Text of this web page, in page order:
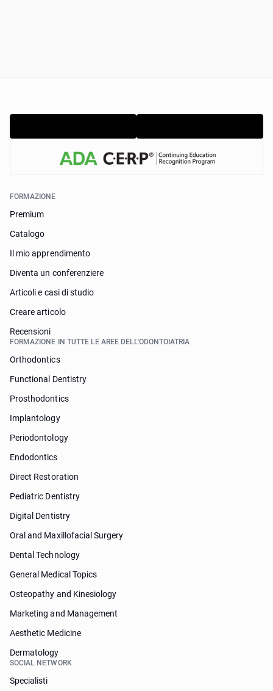
FORMAZIONE
Premium
Catalogo
Il mio apprendimento
Diventa un conferenziere
Articoli e casi di studio
Creare articolo
Recensioni
FORMAZIONE IN TUTTE LE AREE DELL'ODONTOIATRIA
Orthodontics
Functional Dentistry
Prosthodontics
Implantology
Periodontology
Endodontics
Direct Restoration
Pediatric Dentistry
Digital Dentistry
Oral and Maxillofacial Surgery
Dental Technology
General Medical Topics
Osteopathy and Kinesiology
Marketing and Management
Aesthetic Medicine
Dermatology
SOCIAL NETWORK
Specialisti